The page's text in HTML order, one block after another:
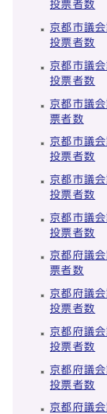
投票者数
京都市議
投票者数
京都市議
投票者数
京都市議
票者数
京都市議
投票者数
京都市議
投票者数
京都市議
投票者数
京都府議
票者数
京都府議
投票者数
京都府議
投票者数
京都府議
投票者数
京都府議